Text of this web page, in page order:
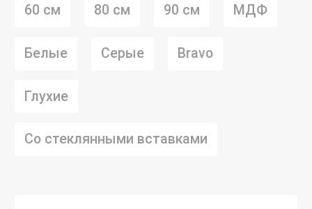
60 см 80 см 90 см МДФ
Белые Серые Bravo
Глухие
Со стеклянными вставками